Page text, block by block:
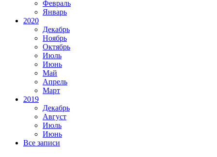
Февраль
Январь
2020
Декабрь
Ноябрь
Октябрь
Июль
Июнь
Май
Апрель
Март
2019
Декабрь
Август
Июль
Июнь
Все записи